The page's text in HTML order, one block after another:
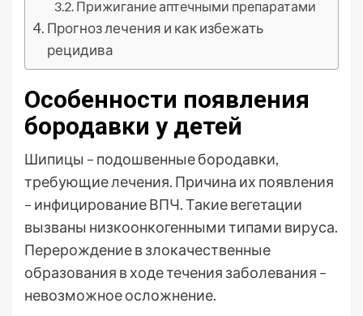
Прижигание аптечными препаратами
Прогноз лечения и как избежать
рецидива
Особенности появления
бородавки у детей
Шипицы – подошвенные бородавки,
требующие лечения. Причина их появления
– инфицирование ВПЧ. Такие вегетации
вызваны низкоонкогенными типами вируса.
Перерождение в злокачественные
образования в ходе течения заболевания –
невозможное осложнение.